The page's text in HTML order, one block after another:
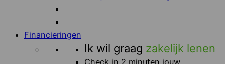
Financieringen
Ik wil graag zakelijk lenen
Check in 2 minuten jouw